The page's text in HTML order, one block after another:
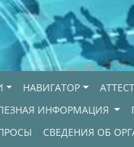
НАВИГАТОР
ИНФОРМАЦИЯ
СВЕДЕНИЯ ОБ